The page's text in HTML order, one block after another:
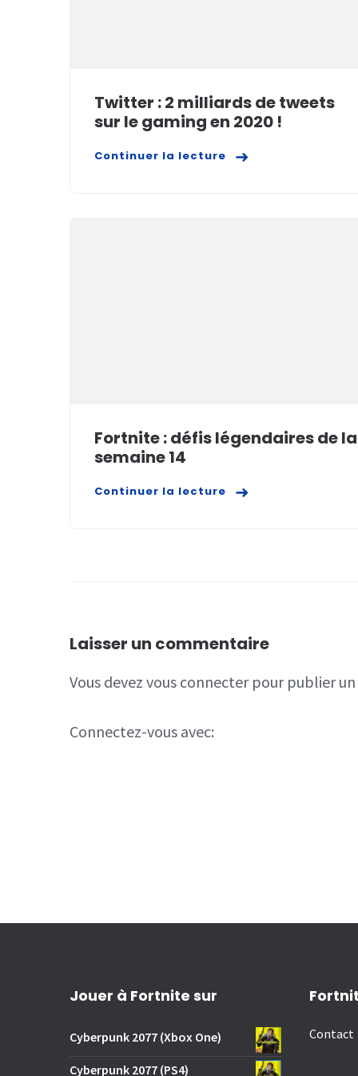
Twitter : 2 milliards de tweets
sur le gaming en 2020 !
Continuer la lecture
Fortnite : défis légendaires de la
semaine 14
Continuer la lecture
Laisser un commentaire
Vous devez vous connecterpour publier
Connectez-vous avec:
Jouer à Fortnite sur
Cyberpunk 2077 (Xbox One)
Cyberpunk 2077 (PS4)
Contact